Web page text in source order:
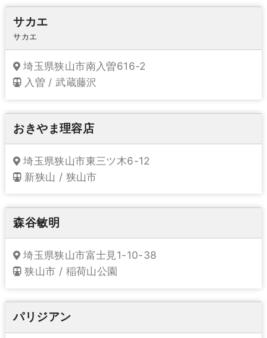
サカエ
サカエ
埼玉県狭山市南入曽616-2
入曽 / 武蔵藤沢
おきやま理容店
埼玉県狭山市東三ツ木6-12
新狭山 / 狭山市
森谷敏明
埼玉県狭山市富士見1-10-38
狭山市 / 稲荷山公園
パリジアン